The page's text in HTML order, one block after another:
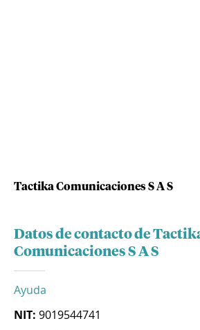
Tactika Comunicaciones S A S
Datos de contacto de
Comunicaciones S A S
Ayuda
NIT: 9019544741